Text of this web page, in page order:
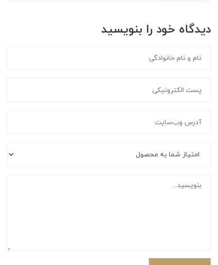
دیدگاه خود را بنویسید